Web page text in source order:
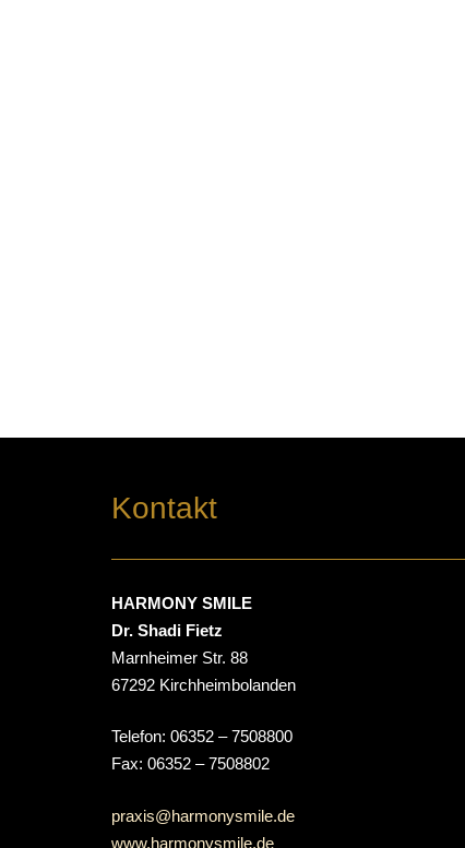
Kontakt
HARMONY SMILE
Dr. Shadi Fietz
Marnheimer Str. 88
67292 Kirchheimbolanden
Telefon: 06352 – 7508800
Fax: 06352 – 7508802
praxis@harmonysmile.de
www.harmonysmile.de